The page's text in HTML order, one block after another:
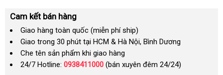
Cam kết bán hàng
Giao hàng toàn quốc (miễn phí ship)
Giao trong 30 phút tại HCM & Hà Nội, Bình Dương
Che tên sản phẩm khi giao hàng
24/7 Hotline: 0938411000 (bán xuyên đêm 24/24)